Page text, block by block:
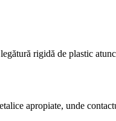
rigidă de plastic
apropiate, unde